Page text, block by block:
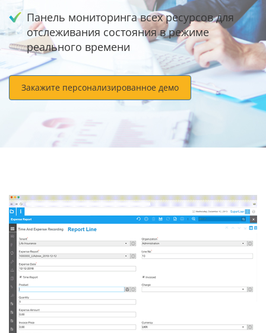
Панель мониторинга всех ресурсов для
отслеживания состояния в режиме
реального времени
Закажите персонализированное демо